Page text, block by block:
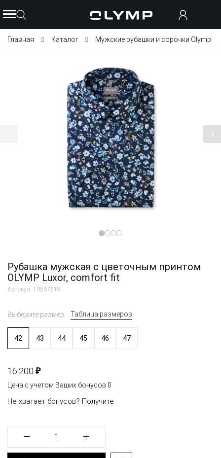
Главная Каталог Мужские рубашки и сорочки Olymp
Рубашка мужская с цветочным принтом
OLYMP Luxor, comfort fit
Артикул: 10567218
Выберите размер: Таблица размеров
42 43 44 45 46 47
16.200 ₽
Цена с учетом Ваших бонусов 0
Не хватает бонусов? Получите
1